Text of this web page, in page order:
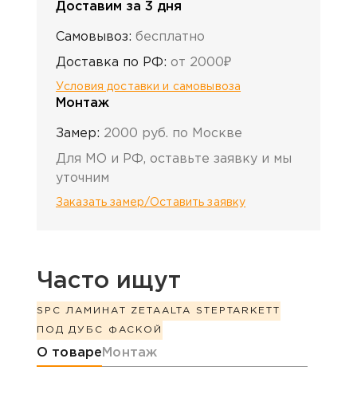
Доставим за 3 дня
Самовывоз: бесплатно
Доставка по РФ: от 2000₽
Условия доставки и самовывоза
Монтаж
Замер: 2000 руб. по Москве
Для МО и РФ, оставьте заявку и мы
уточним
Заказать замер/Оставить заявку
Часто ищут
SPC ЛАМИНАТ ZETAALTA STEP TARKETT
ПОД ДУБ С ФАСКОЙ
Информация о товаре
О товаре Монтаж